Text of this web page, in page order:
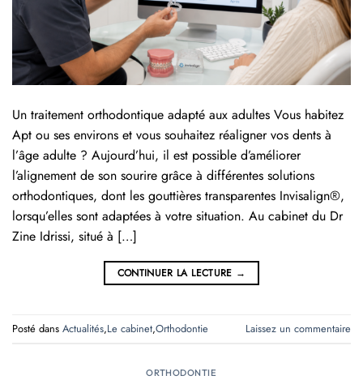
Un traitement orthodontique adapté aux adultes Vous habitez
Apt ou ses environs et vous souhaitez réaligner vos dents à
l’âge adulte ? Aujourd’hui, il est possible d’améliorer
l’alignement de son sourire grâce à différentes solutions
orthodontiques, dont les gouttières transparentes Invisalign®,
lorsqu’elles sont adaptées à votre situation. Au cabinet du Dr
Zine Idrissi, situé à […]
CONTINUER LA LECTURE →
Posté dans Actualités,Le cabinet,Orthodontie Laissez un commentaire
ORTHODONTIE